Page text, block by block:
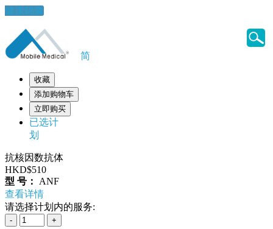
健康錦囊
简
收藏
添加购物车
立即购买
已选计
划
抗核因数抗体
HKD$510
型 号：
ANF
查看详情
请选择计划内的服务: